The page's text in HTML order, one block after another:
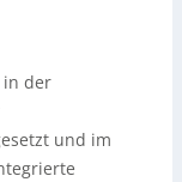
in der
und im